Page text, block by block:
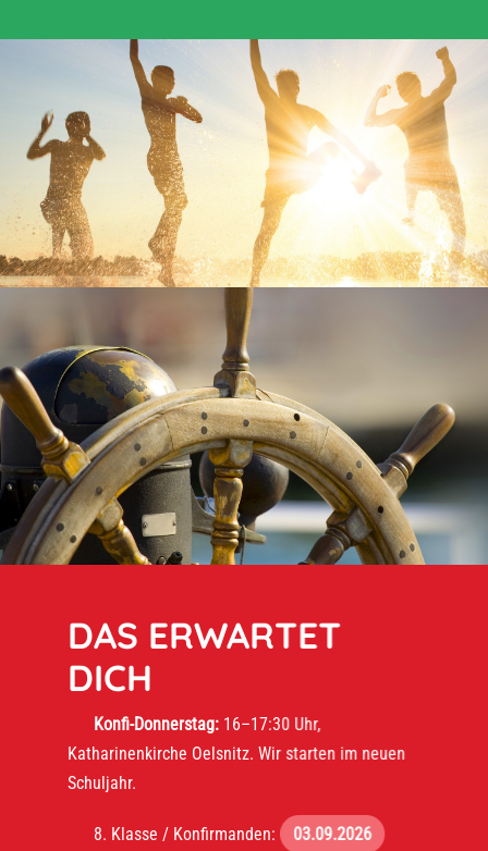
DAS ERWARTET
DICH
Konfi-Donnerstag:16–17:30 Uhr,
Katharinenkirche Oelsnitz. Wir starten im neuen
Schuljahr.
8. Klasse / Konfirmanden: 03.09.2026